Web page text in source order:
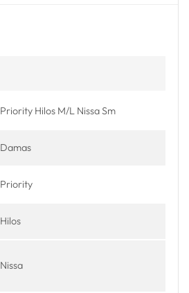
Priority Hilos M/L Nissa Sm
Damas
Priority
Hilos
Nissa